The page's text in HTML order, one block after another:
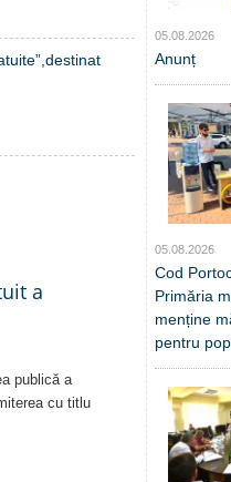
a
publică a
cu titlu
05.08.2026
Anunț
05.08.2026
Cod
Primăria
menține
pentru